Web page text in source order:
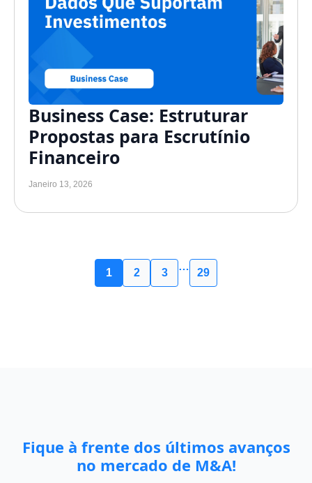
Business Case: Estruturar
Propostas para Escrutínio
Financeiro
Janeiro 13, 2026
1 2 3
…
29
Fique à frente dos últimos avanços
no mercado de M&A!